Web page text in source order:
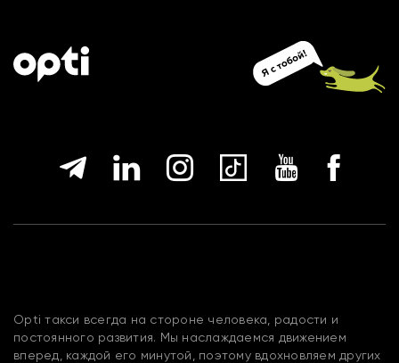
Opti такси всегда на стороне человека, радости и
постоянного развития. Мы наслаждаемся движением
вперед, каждой его минутой, поэтому вдохновляем других